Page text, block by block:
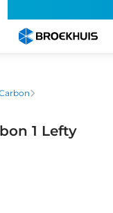
1 Lefty